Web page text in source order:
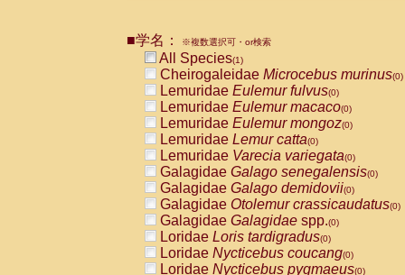
CebidaeCebus nigrivittatus
CebidaeCebus
CebidaeSaimiri boliviensis(0)
CebidaeSaimiri sciureus(0)
AtelidaeAlouatta caraya(0)
AtelidaeAlouatta fusca(0)
AtelidaeAlouatta seniculus
AtelidaeAlouattaspp.(0)
AtelidaeAteles belzebuth(0)
AtelidaeAteles geoffroyi(0)
AtelidaeAteles paniscus(0)
AtelidaeAtelesspp.(0)
Atelidae Lagothrix lagothricha
AtelidaeLagothrix lagothricha cana
PitheciidaeCacajao calvus
■学名： ※複数選択可・or検索
All Species(1)
Cheirogaleidae Microcebus murinus(0)
Lemuridae Eulemur fulvus(0)
Lemuridae Eulemur macaco(0)
Lemuridae Eulemur mongoz(0)
Lemuridae Lemur catta(0)
Lemuridae Varecia variegata(0)
Galagidae Galago senegalensis(0)
Galagidae Galago demidovii(0)
Galagidae Otolemur crassicaudatus(0)
Galagidae Galagidae spp.(0)
Loridae Loris tardigradus(0)
Loridae Nycticebus coucang(0)
Loridae Nycticebus pygmaeus(0)